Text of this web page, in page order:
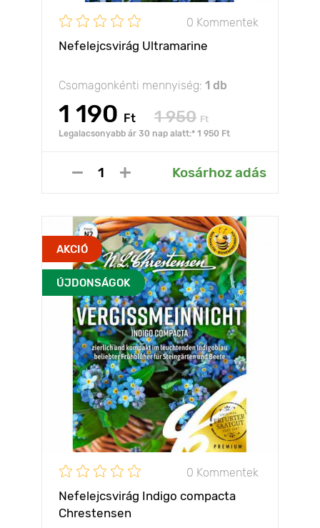
0 Kommentek
Nefelejcsvirág Ultramarine
Csomagonkénti mennyiség: 1 db
1 190 Ft 1 950 Ft
Legalacsonyabb ár 30 nap alatt:* 1 950 Ft
Kosárhoz adás
AKCIÓ
ÚJDONSÁGOK
0 Kommentek
Nefelejcsvirág Indigo compacta
Chrestensen